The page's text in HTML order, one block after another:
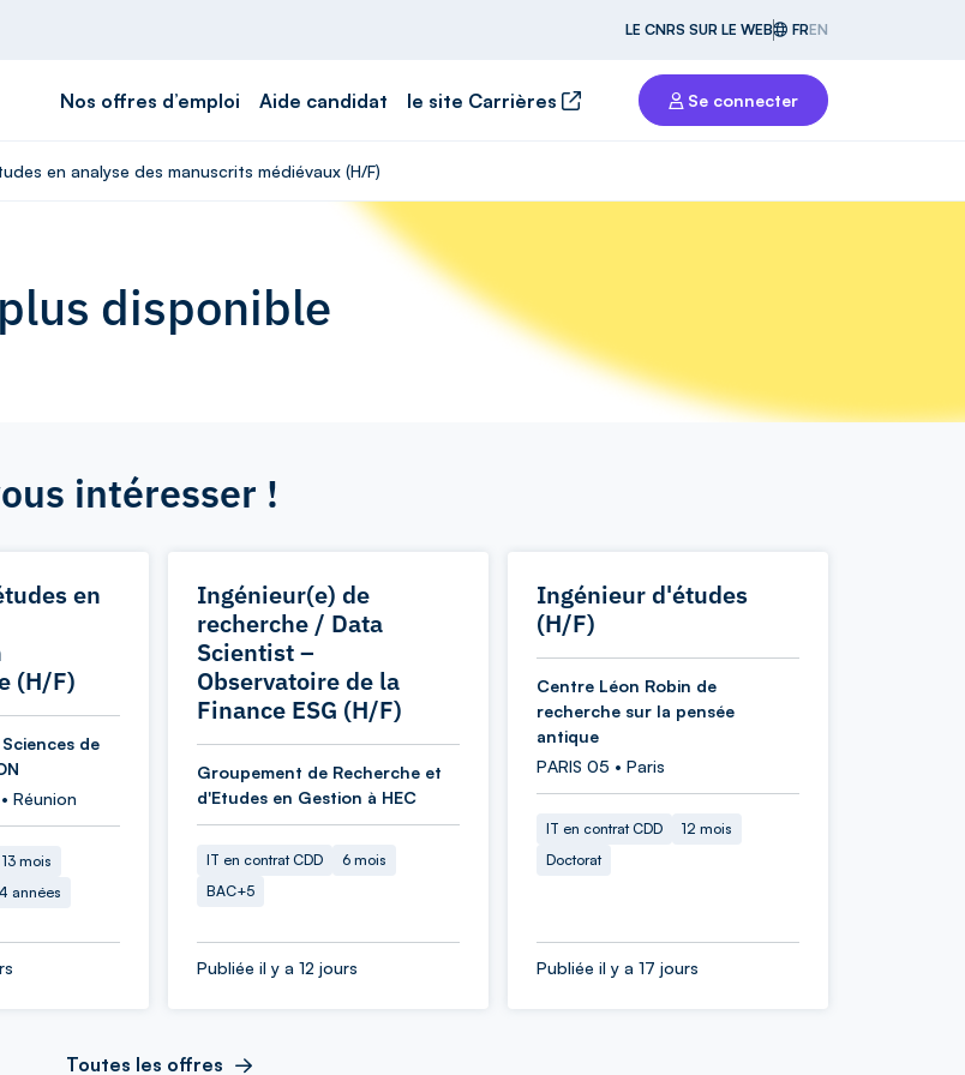
LE CNRS SUR LE WEB FREN
Nos offres d’emploi Aide candidat le site Carrières Se connecter
en analyse des manuscrits médiévaux (H/F)
disponible
intéresser !
en
(H/F)
de
Réunion
13 mois
années
Ingénieur(e) de
recherche / Data
Scientist –
Observatoire de la
Finance ESG (H/F)
Groupement de Recherche et
d'Etudes en Gestion à HEC
IT en contrat CDD
6 mois
BAC+5
Publiée il y a 12 jours
Ingénieur d'études
(H/F)
Centre Léon Robin de
recherche sur la pensée
antique
PARIS 05 • Paris
IT en contrat CDD
12 mois
Doctorat
Publiée il y a 17 jours
Toutes les offres